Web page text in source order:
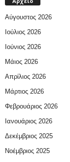
Αύγουστος 2026
Ιούλιος 2026
Ιούνιος 2026
Μάιος 2026
Απρίλιος 2026
Μάρτιος 2026
Φεβρουάριος 2026
Ιανουάριος 2026
Δεκέμβριος 2025
Νοέμβριος 2025